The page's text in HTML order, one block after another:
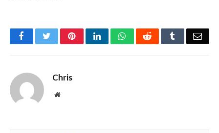
FacebookTwitterPinterestLinkedInWhatsAppReddit Tumblr
Chris
Website